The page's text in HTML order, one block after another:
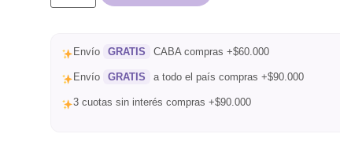
Envío GRATIS CABA compras +$60.000
Envío GRATIS a todo el país compras +$90.000
3 cuotas sin interés compras +$90.000